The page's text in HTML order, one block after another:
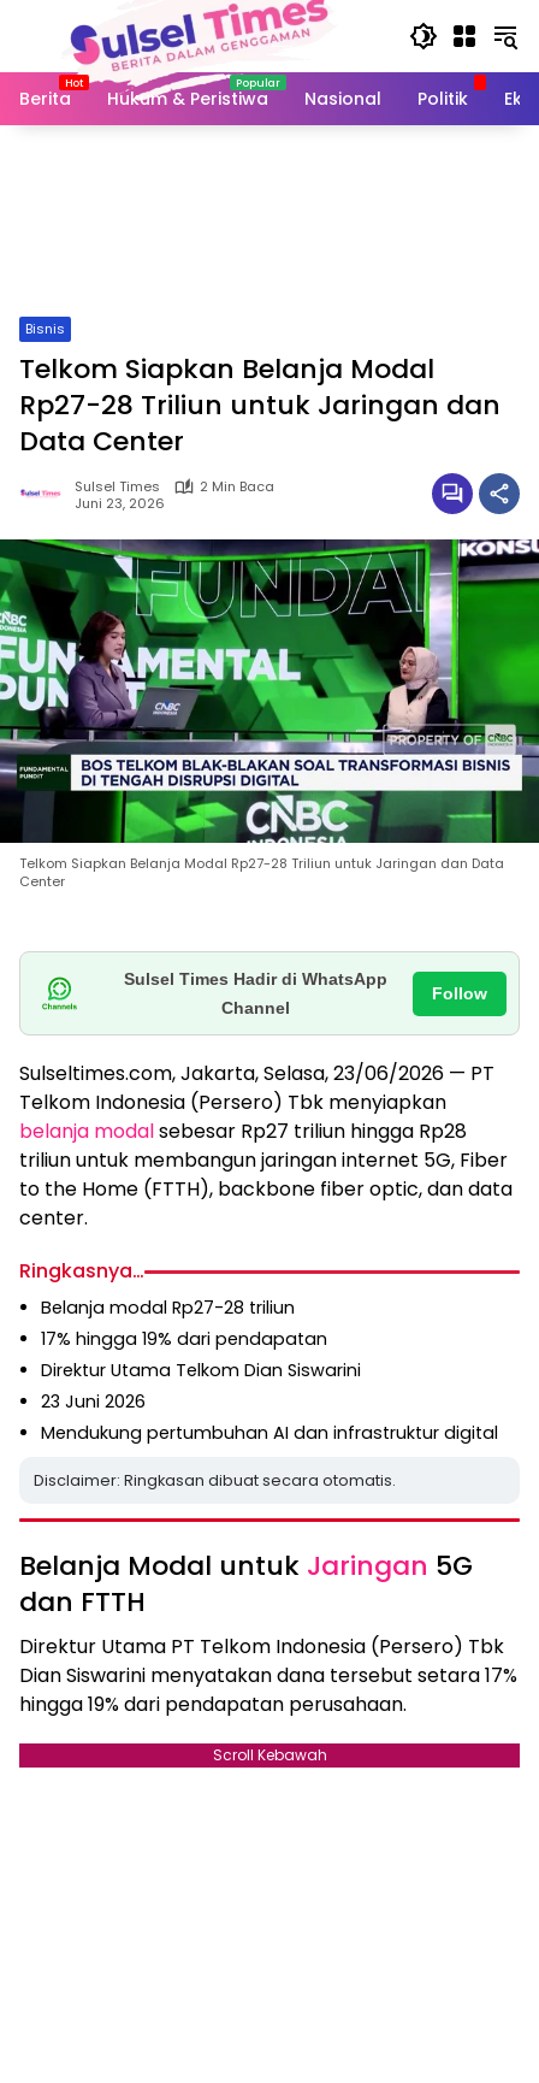
Berita
Hukum & Peristiwa Nasional Politik
Bisnis
Telkom Siapkan Belanja Modal
Rp27-28 Triliun untuk Jaringan dan
Data Center
Sulsel Times
2 Min Baca
Juni 23, 2026
Telkom Siapkan Belanja Modal Rp27-28 Triliun untuk Jaringan dan Data
Center
Sulsel Times Hadir di WhatsApp
Channel
Follow
Sulseltimes.com, Jakarta, Selasa, 23/06/2026 — PT
Telkom Indonesia (Persero) Tbk menyiapkan
belanja modalsebesar Rp27 triliun hingga Rp28
triliun untuk membangun jaringan internet 5G, Fiber
to the Home (FTTH), backbone fiber optic, dan data
center.
Ringkasnya…
Belanja modal Rp27-28 triliun
17% hingga 19% dari pendapatan
Direktur Utama Telkom Dian Siswarini
23 Juni 2026
Mendukung pertumbuhan AI dan infrastruktur digital
Disclaimer: Ringkasan dibuat secara otomatis.
Belanja Modal untuk Jaringan 5G
dan FTTH
Direktur Utama PT Telkom Indonesia (Persero) Tbk
Dian Siswarini menyatakan dana tersebut setara 17%
hingga 19% dari pendapatan perusahaan.
Scroll Kebawah